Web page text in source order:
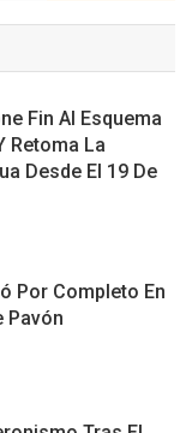
Fin Al Esquema
Retoma La
Desde El 19 De
Por Completo En
Pavón